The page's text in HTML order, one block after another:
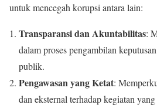
untuk mencegah korupsi antara lain:
Transparansi dan Akuntabilitas:
dalam proses pengambilan
publik.
Pengawasan yang Ketat:
dan eksternal terhadap kegiatan